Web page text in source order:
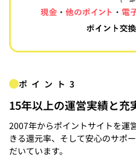
ポイント3
15年以上の運営実績と充
2007年からポイントサイトを運
きる還元率、そして安心のサポ
だいています。